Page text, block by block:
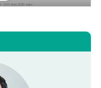
節障害
経へのダメージ
栓・脳梗塞のリスク
機能の乱れ